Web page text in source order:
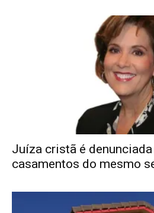
Juíza cristã é
casamentos do mesmo